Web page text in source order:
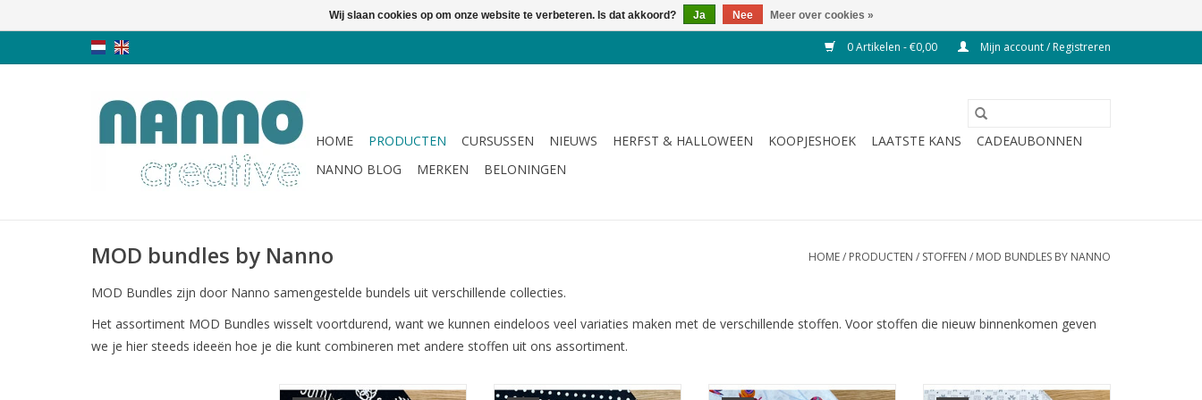
0 Artikelen - €0,00 Mijn account / Registreren
HOME PRODUCTEN CURSUSSEN NIEUWS HERFST & HALLOWEEN KOOPJESHOEK LAATSTE KANS
CADEAUBONNEN
NANNO BLOG
MERKEN BELONINGEN
MOD bundles by Nanno HOME/ PRODUCTEN / STOFFEN / MOD BUNDLES BY NANNO
MOD Bundles zijn door Nanno samengestelde bundels uit verschillende collecties.
Het assortiment MOD Bundles wisselt voortdurend, want we kunnen eindeloos veel variaties maken met de verschillende stoffen. Voor stoffen die nieuw binnenkomen geven
we je hier steeds ideeën hoe je die kunt combineren met andere stoffen uit ons assortiment.
fat quarter bundel
fat quarter bundel
fat quarter bundel
fat quarter bundel
Wij slaan cookies op om onze website te verbeteren. Is dat akkoord? Ja Nee Meer over cookies »